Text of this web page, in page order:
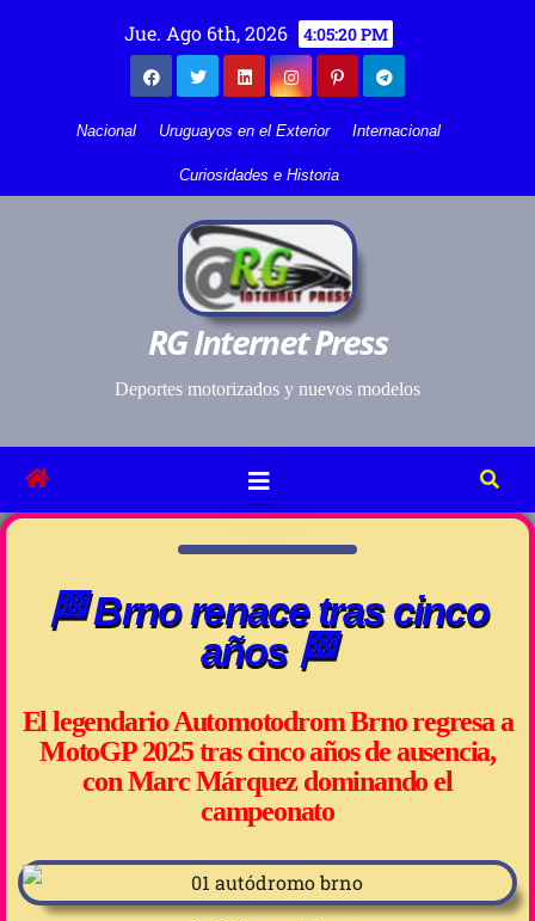
Jue. Ago 6th, 2026 4:05:21 PM
Nacional Uruguayos en el Exterior Internacional
Curiosidades e Historia
RG Internet Press
Deportes motorizados y nuevos modelos
🏁 Brno renace tras cinco
años 🏁
El legendario Automotodrom Brno regresa a
MotoGP 2025 tras cinco años de ausencia,
con Marc Márquez dominando el
campeonato